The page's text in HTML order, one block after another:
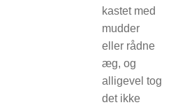
kastet med
mudder
eller rådne
æg, og
alligevel tog
det ikke